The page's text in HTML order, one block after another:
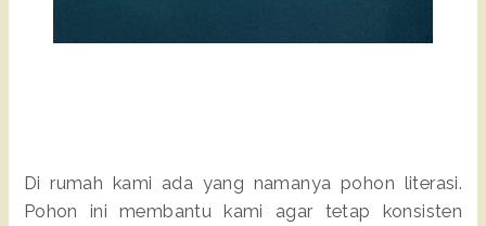
Di rumah kami ada yang namanya pohon literasi.
Pohon ini membantu kami agar tetap konsisten